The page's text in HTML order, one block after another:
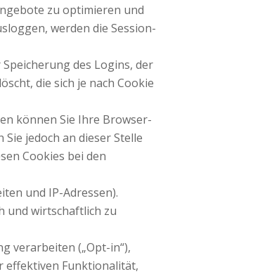
zu optimieren und
werden die Session-
des Logins, der
die sich je nach Cookie
können Sie Ihre Browser-
jedoch an dieser Stelle
Cookies bei den
und IP-Adressen).
und wirtschaftlich zu
verarbeiten („Opt-in“),
effektiven Funktionalität,